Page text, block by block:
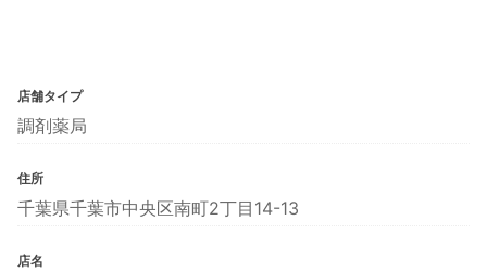
店舗タイプ
調剤薬局
住所
千葉県千葉市中央区南町2丁目14-13
店名